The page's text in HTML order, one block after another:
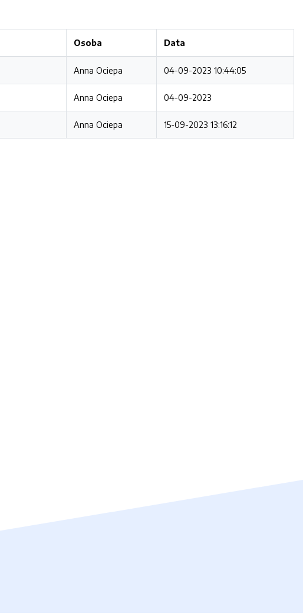
Osoba Data
Anna Ociepa 04-09-2023 10:44:05
Anna Ociepa 04-09-2023
Anna Ociepa 15-09-2023 13:16:12